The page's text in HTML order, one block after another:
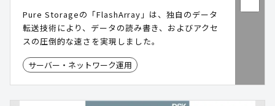
Pure Storageの「FlashArray」は、独自のデータ
転送技術により、データの読み書き、およびアクセ
スの圧倒的な速さを実現しました。
サーバー・ネットワーク運用